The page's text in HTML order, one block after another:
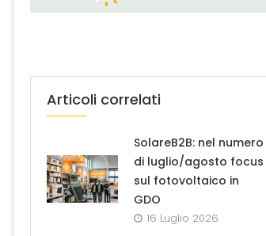
Articoli correlati
SolareB2B: nel numero
di luglio/agosto focus
sul fotovoltaico in
GDO
16 Luglio 2026